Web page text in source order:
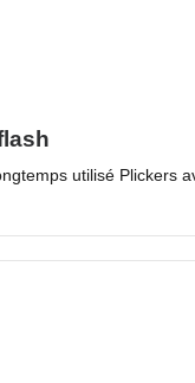
utilisé Plickers